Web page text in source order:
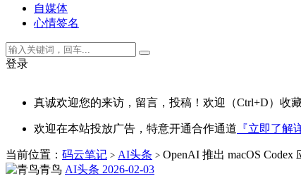
自媒体
心情签名
登录
真诚欢迎您的来访，留言，投稿！欢迎（Ctrl+D）收
欢迎在本站投放广告，特意开通合作通道 『立即了解
当前位置： 码云笔记 > AI头条 > OpenAI 推出 macOS Codex
青鸟 AI头条 2026-02-03